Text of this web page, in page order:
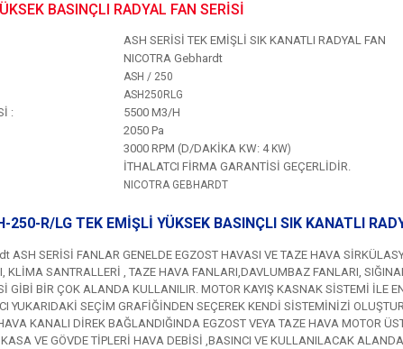
BASINÇLI RADYAL FAN SERİSİ
ASH SERİSİ TEK EMİŞLİ SIK KANATLI RADYAL FAN
NICOTRA Gebhardt
ASH / 250
ASH250RLG
:
5500 M3/H
2050 Pa
3000 RPM (D/DAKİKA KW: 4 KW)
İTHALATCI FİRMA GARANTİSİ GEÇERLİDİR.
NICOTRA GEBHARDT
250-R/LG TEK EMİŞLİ YÜKSEK BASINÇLI SIK KANATLI
ASH SERİSİ FANLAR GENELDE EGZOST HAVASI VE TAZE HAVA
KLİMA SANTRALLERİ , TAZE HAVA FANLARI,DAVLUMBAZ FANLARI,
GİBİ BİR ÇOK ALANDA KULLANILIR. MOTOR KAYIŞ KASNAK SİSTEMİ İLE
YUKARIDAKİ SEÇİM GRAFİĞİNDEN SEÇEREK KENDİ SİSTEMİNİZİ
KANALI DİREK BAĞLANDIĞINDA EGZOST VEYA TAZE HAVA MOTOR
VE GÖVDE TİPLERİ HAVA DEBİSİ ,BASINCI VE KULLANILACAK